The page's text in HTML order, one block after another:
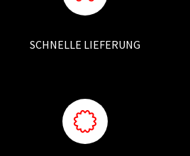
SCHNELLE LIEFERUNG